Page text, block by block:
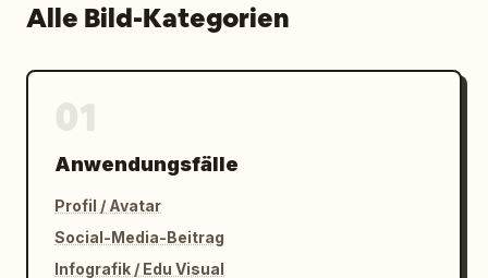
Alle Bild-Kategorien
Anwendungsfälle
Profil / Avatar
Social-Media-Beitrag
Infografik / Edu Visual